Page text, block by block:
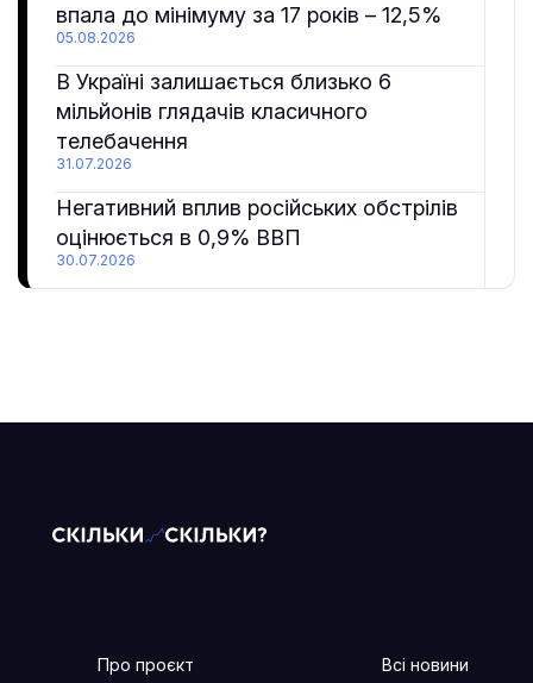
впала до мінімуму за 17 років – 12,5%
05.08.2026
В Україні залишається близько 6
мільйонів глядачів класичного
телебачення
31.07.2026
Негативний вплив російських обстрілів
оцінюється в 0,9% ВВП
30.07.2026
Про проєкт
Всі новини